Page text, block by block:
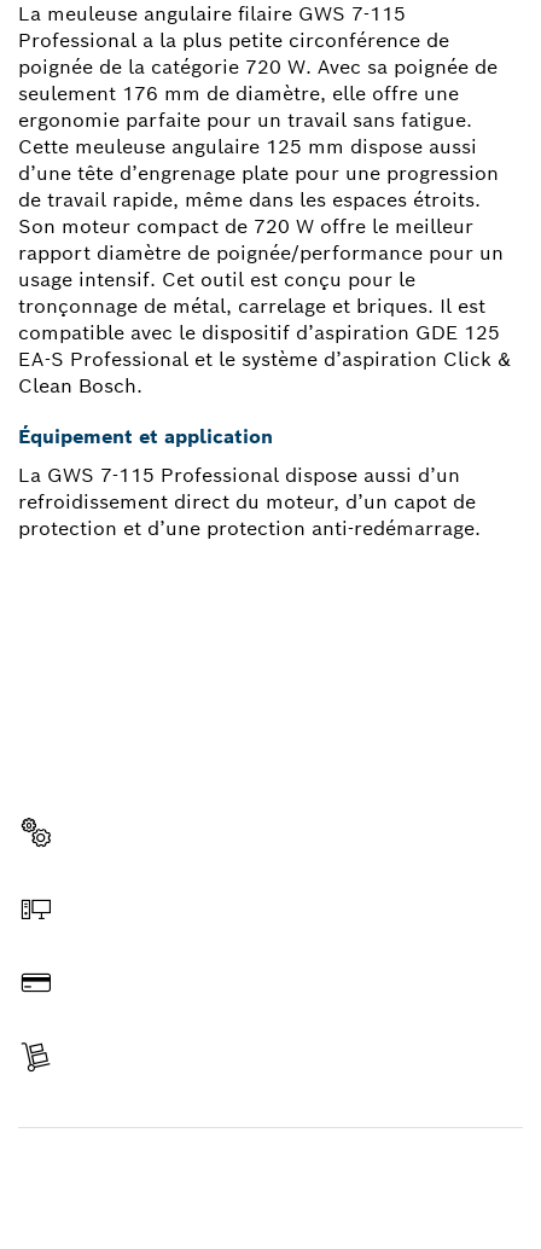
La meuleuse angulaire filaire GWS 7-115
Professional a la plus petite circonférence de
poignée de la catégorie 720 W. Avec sa poignée de
seulement 176 mm de diamètre, elle offre une
ergonomie parfaite pour un travail sans fatigue.
Cette meuleuse angulaire 125 mm dispose aussi
d’une tête d’engrenage plate pour une progression
de travail rapide, même dans les espaces étroits.
Son moteur compact de 720 W offre le meilleur
rapport diamètre de poignée/performance pour un
usage intensif. Cet outil est conçu pour le
tronçonnage de métal, carrelage et briques. Il est
compatible avec le dispositif d’aspiration GDE 125
EA-S Professional et le système d’aspiration Click &
Clean Bosch.
Équipement et application
La GWS 7-115 Professional dispose aussi d’un
refroidissement direct du moteur, d’un capot de
protection et d’une protection anti-redémarrage.